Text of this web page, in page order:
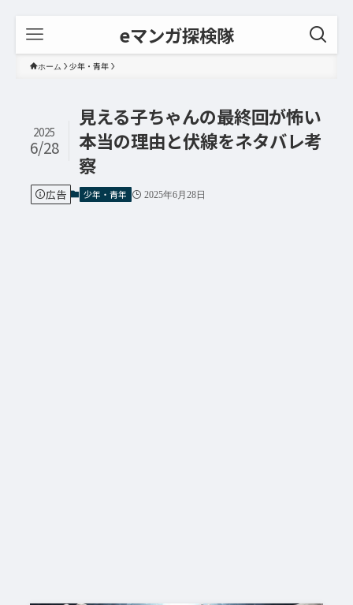
eマンガ探検隊
ホーム 少年・青年
見える子ちゃんの最終回が怖い
本当の理由と伏線をネタバレ考
察
2025
6/28
広告 少年・青年 2025年6月28日